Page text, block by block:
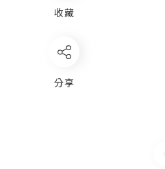
收藏
分享